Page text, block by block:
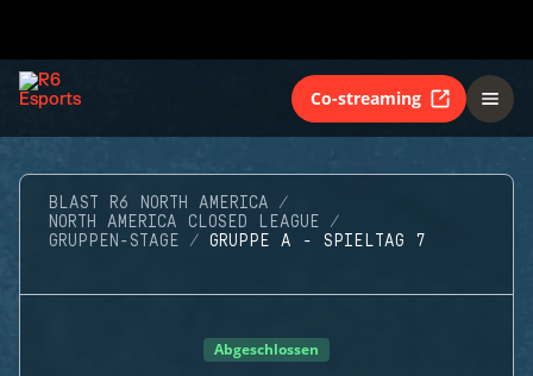
Co-streaming
BLAST R6 NORTH AMERICA
NORTH AMERICA CLOSED LEAGUE
GRUPPEN-STAGE
GRUPPE A - SPIELTAG 7
Abgeschlossen